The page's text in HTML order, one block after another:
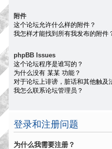
附件
这个论坛允许什么样的附件？
我怎样才能找到所有我发布的附件
phpBB Issues
这个论坛程序是谁写的？
为什么没有 某某 功能？
对于论坛上诽谤，脏话和其他触及
我怎么联系论坛管理员？
登录和注册问题
为什么我需要注册？